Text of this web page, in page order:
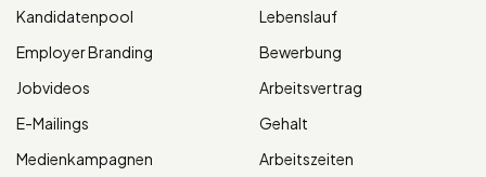
Kandidatenpool
Employer Branding
Jobvideos
E-Mailings
Medienkampagnen
Lebenslauf
Bewerbung
Arbeitsvertrag
Gehalt
Arbeitszeiten